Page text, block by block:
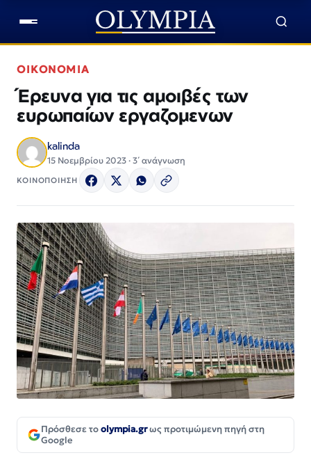
ΟΙΚΟΝΟΜΙΑ
Έρευνα για τις αμοιβές των
ευρωπαίων εργαζομενων
kalinda
15 Νοεμβρίου 2023 · 3΄ ανάγνωση
ΚΟΙΝΟΠΟΙΗΣΗ
Πρόσθεσε τοolympia.grως προτιμώμενη πηγή στη
Google